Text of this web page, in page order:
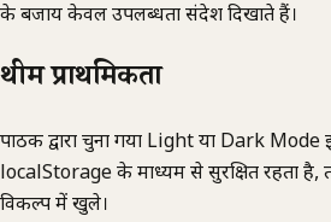
के बजाय केवल उपलब्धता संदेश दिखाते हैं।
थीम प्राथमिकता
पाठक द्वारा चुना गया Light या Dark Mode
localStorage के माध्यम से सुरक्षित रहता है,
विकल्प में खुले।